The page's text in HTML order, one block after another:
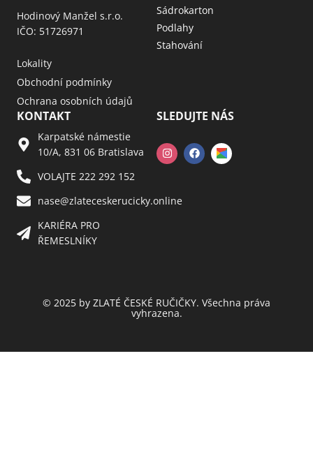
Hodinový Manžel s.r.o.
IČO: 51726971
Lokality
Obchodní podmínky
Ochrana osobních údajů
Sádrokarton
Podlahy
Stahování
KONTAKT
Karpatské námestie
10/A, 831 06 Bratislava
VOLAJTE 222 292 152
nase@zlateceskerucicky.online
KARIÉRA PRO
ŘEMESLNÍKY
SLEDUJTE NÁS
© 2025 by ZLATÉ ČESKÉ RUČIČKY. Všechna práva
vyhrazena.